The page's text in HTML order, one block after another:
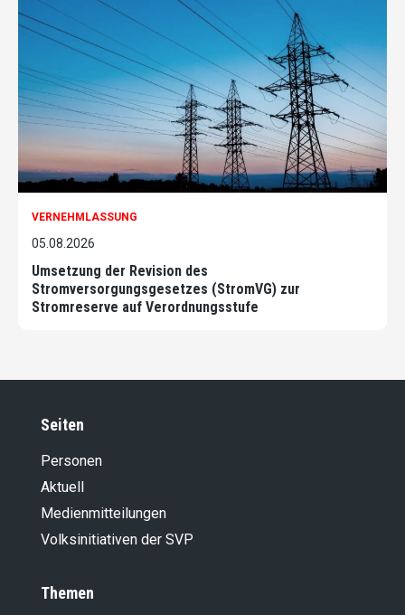
VERNEHMLASSUNG
05.08.2026
Umsetzung der Revision des
Stromversorgungsgesetzes (StromVG) zur
Stromreserve auf Verordnungsstufe
Seiten
Personen
Aktuell
Medienmitteilungen
Volksinitiativen der SVP
Themen